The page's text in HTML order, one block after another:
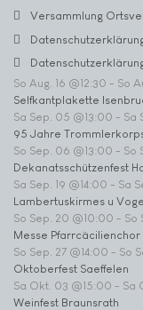
Versammlung
So Aug. 16 @12:30 - So
Selfkantplakette
Sa Sep. 05 @13:00 - Sa
95 Jahre
So Sep. 06 @13:00 - So
Dekanatsschützenfest
Sa Sep. 19 @14:00 - Sa
Lambertuskirmes u
So Sep. 20 @10:00 - So
Messe Pfarrcäcilienchor
So Sep. 27 @14:00 - So
Oktoberfest Saeffelen
Sa Okt. 03 @15:00 - Sa
Weinfest Braunsrath